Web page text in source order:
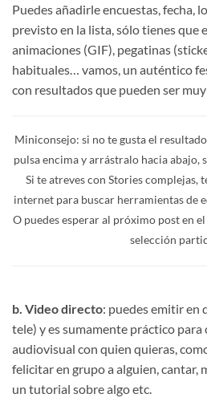
Puedes añadirle encuestas, fecha,
previsto en la lista, sólo tienes que
animaciones (GIF), pegatinas
habituales… vamos, un auténtico
con resultados que pueden ser
Miniconsejo: si no te gusta el
pulsa encima y arrástralo hacia abajo,
Si te atreves con Stories complejas,
internet para buscar herramientas de
O puedes esperar al próximo post en
selección
b. Video directo: puedes emitir en
tele) y es sumamente práctico
audiovisual con quien quieras,
felicitar en grupo a alguien, cantar,
un tutorial sobre algo etc.